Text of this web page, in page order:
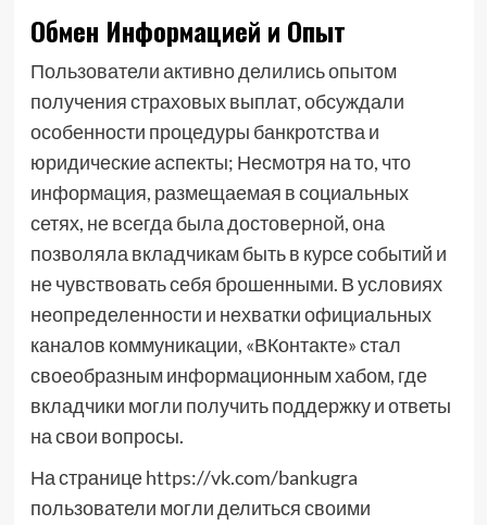
Обмен Информацией и Опыт
Пользователи активно делились опытом
получения страховых выплат, обсуждали
особенности процедуры банкротства и
юридические аспекты; Несмотря на то, что
информация, размещаемая в социальных
сетях, не всегда была достоверной, она
позволяла вкладчикам быть в курсе событий и
не чувствовать себя брошенными. В условиях
неопределенности и нехватки официальных
каналов коммуникации, «ВКонтакте» стал
своеобразным информационным хабом, где
вкладчики могли получить поддержку и ответы
на свои вопросы.
На странице https://vk.com/bankugra
пользователи могли делиться своими